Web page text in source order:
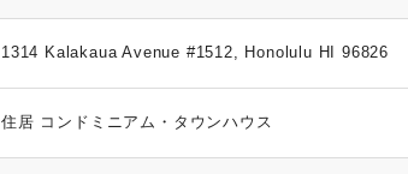
1314 Kalakaua Avenue #1512, Honolulu HI 96826
住居 コンドミニアム・タウンハウス